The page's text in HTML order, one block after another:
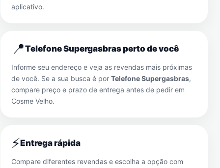
aplicativo.
📍Telefone Supergasbras perto de você
Informe seu endereço e veja as revendas mais próximas
de você. Se a sua busca é por Telefone Supergasbras,
compare preço e prazo de entrega antes de pedir em
Cosme Velho.
⚡Entrega rápida
Compare diferentes revendas e escolha a opção com